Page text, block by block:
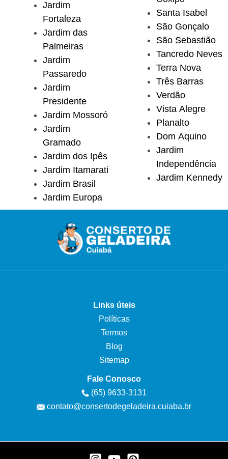
Jardim
Fortaleza
Jardim das
Palmeiras
Jardim
Passaredo
Jardim
Presidente
Jardim Mossoró
Jardim
Gramado
Jardim dos Ipês
Jardim Itamarati
Jardim Brasil
Jardim Europa
Santa Isabel
São Gonçalo
São Sebastião
Tancredo Neves
Terra Nova
Três Barras
Verdão
Vista Alegre
Planalto
Dom Aquino
Jardim
Independência
Jardim Kennedy
Links úteis
Políticas
Termos
Blog
Sitemap
Fale Conosco
(65) 9633-3131
contato@consertodegeladeira.cuiaba.br